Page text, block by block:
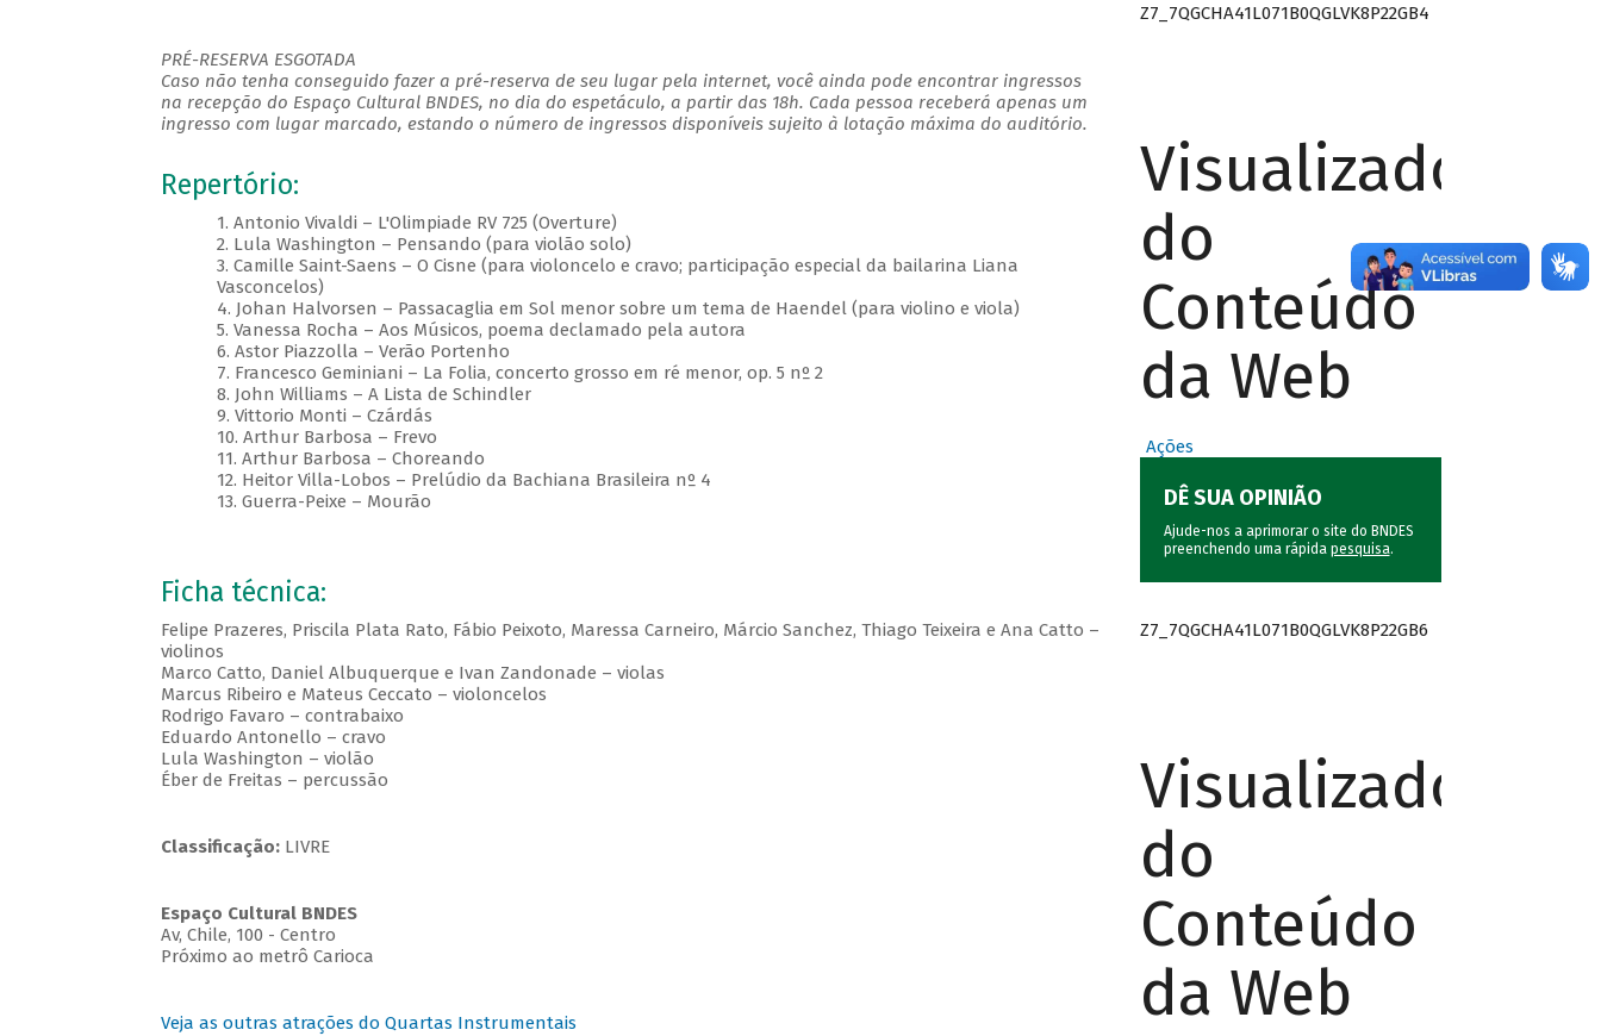
PRÉ-RESERVA ESGOTADA
Caso não tenha conseguido fazer a pré-reserva de seu lugar pela internet, você ainda pode encontrar ingressos
na recepção do Espaço Cultural BNDES, no dia do espetáculo, a partir das 18h. Cada pessoa receberá apenas um
ingresso com lugar marcado, estando o número de ingressos disponíveis sujeito à lotação máxima do auditório.
Repertório:
1. Antonio Vivaldi – L'Olimpiade RV 725 (Overture)
2. Lula Washington – Pensando (para violão solo)
3. Camille Saint-Saens – O Cisne (para violoncelo e cravo; participação especial da bailarina Liana
Vasconcelos)
4. Johan Halvorsen – Passacaglia em Sol menor sobre um tema de Haendel (para violino e viola)
5. Vanessa Rocha – Aos Músicos, poema declamado pela autora
6. Astor Piazzolla – Verão Portenho
7. Francesco Geminiani – La Folia, concerto grosso em ré menor, op. 5 nº 2
8. John Williams – A Lista de Schindler
9. Vittorio Monti – Czárdás
10. Arthur Barbosa – Frevo
11. Arthur Barbosa – Choreando
12. Heitor Villa-Lobos – Prelúdio da Bachiana Brasileira nº 4
13. Guerra-Peixe – Mourão
Ficha técnica:
Felipe Prazeres, Priscila Plata Rato, Fábio Peixoto, Maressa Carneiro, Márcio Sanchez, Thiago Teixeira e Ana Catto –
violinos
Marco Catto, Daniel Albuquerque e Ivan Zandonade – violas
Marcus Ribeiro e Mateus Ceccato – violoncelos
Rodrigo Favaro – contrabaixo
Eduardo Antonello – cravo
Lula Washington – violão
Éber de Freitas – percussão
Classificação:LIVRE
Espaço Cultural BNDES
Av, Chile, 100 - Centro
Próximo ao metrô Carioca
Veja as outras atrações do Quartas Instrumentais
Z7_7QGCHA41L071B0QGLVK8P22GB4
Visualizador
do
Conteúdo
da Web
Ações
DÊ SUA OPINIÃO
Ajude-nos a aprimorar o site do BNDES
preenchendo uma rápida pesquisa.
Z7_7QGCHA41L071B0QGLVK8P22GB6
Visualizador
do
Conteúdo
da Web